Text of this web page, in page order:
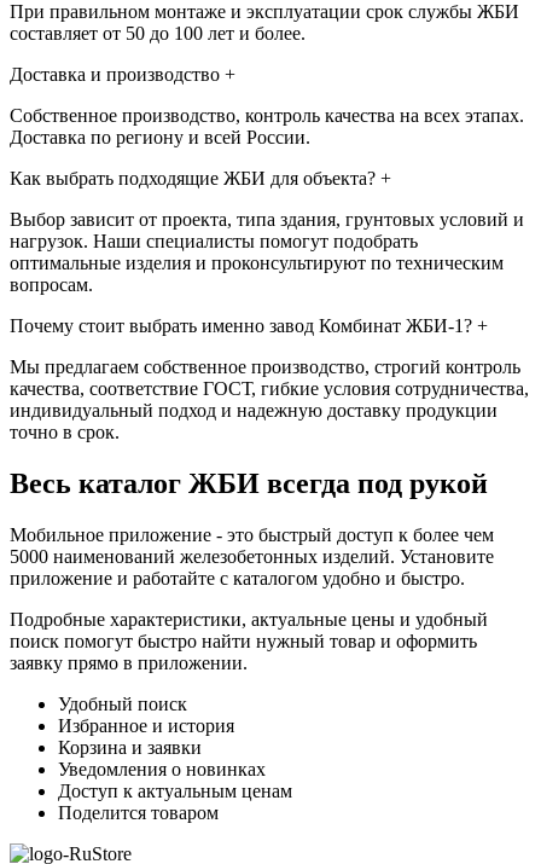
При правильном монтаже и эксплуатации срок службы ЖБИ
составляет от 50 до 100 лет и более.
Доставка и производство +
Собственное производство, контроль качества на всех этапах.
Доставка по региону и всей России.
Как выбрать подходящие ЖБИ для объекта? +
Выбор зависит от проекта, типа здания, грунтовых условий и
нагрузок. Наши специалисты помогут подобрать
оптимальные изделия и проконсультируют по техническим
вопросам.
Почему стоит выбрать именно завод Комбинат ЖБИ-1? +
Мы предлагаем собственное производство, строгий контроль
качества, соответствие ГОСТ, гибкие условия сотрудничества,
индивидуальный подход и надежную доставку продукции
точно в срок.
Весь каталог ЖБИ всегда под рукой
Мобильное приложение - это быстрый доступ к более чем
5000 наименований железобетонных изделий. Установите
приложение и работайте с каталогом удобно и быстро.
Подробные характеристики, актуальные цены и удобный
поиск помогут быстро найти нужный товар и оформить
заявку прямо в приложении.
Удобный поиск
Избранное и история
Корзина и заявки
Уведомления о новинках
Доступ к актуальным ценам
Поделится товаром